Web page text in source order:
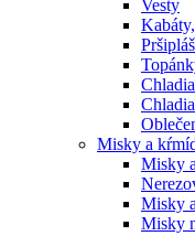
Vesty
Misky a
Misky
Misky
Misky